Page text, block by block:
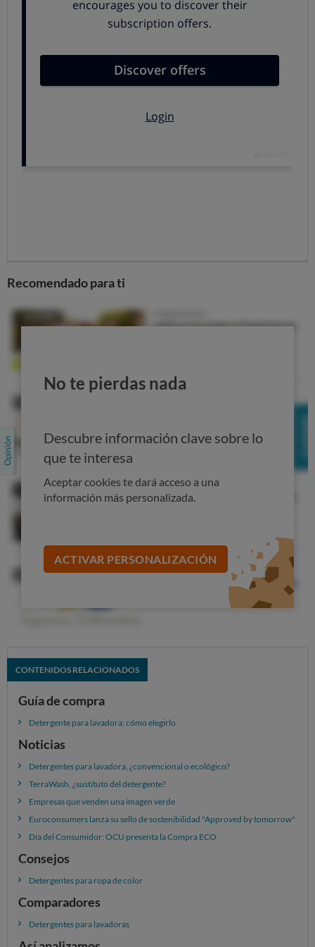
organizaciones de consumidores o los propios
Encuesta sobre el impacto de los
consumidores, como hemos podido comprobar en los
ambiental de los detergentes
pero ¿tiene las herramientas para conseguirlo? ¿Cómo
afectan los criterios medioambientales en sus
elecciones?
aspectos ambientalescuando compran detergentes
para el hogar.
Uno de cada cinco encuestados afirma que el impacto
ambiental le influye mucho, aunque hay ligeras
detergentes
A pesar de que a los consumidores les preocupan los
españoles encuestados dice tener muy poca
información.
Recomendado para ti
No te pierdas nada
Descubre información clave sobre lo
que te interesa
Aceptar cookies te dará acceso a una
información más personalizada.
ACTIVAR PERSONALIZACIÓN
CONTENIDOS RELACIONADOS
Guía de compra
Detergente para lavadora: cómo elegirlo
Noticias
Detergentes para lavadora, ¿convencional o ecológico?
TerraWash, ¿sustituto del detergente?
Empresas que venden una imagen verde
Euroconsumers lanza su sello de sostenibilidad "Approved by tomorrow"
Día del Consumidor: OCU presenta la Compra ECO
Consejos
Detergentes para ropa de color
Comparadores
Detergentes para lavadoras